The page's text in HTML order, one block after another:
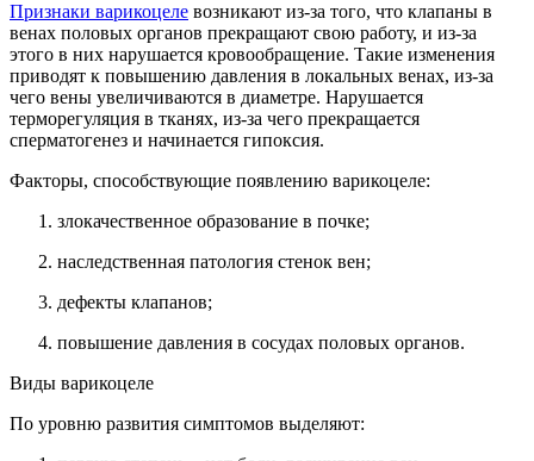
Признаки варикоцеле возникают из-за того, что клапаны в
венах половых органов прекращают свою работу, и из-за
этого в них нарушается кровообращение. Такие изменения
приводят к повышению давления в локальных венах, из-за
чего вены увеличиваются в диаметре. Нарушается
терморегуляция в тканях, из-за чего прекращается
сперматогенез и начинается гипоксия.
Факторы, способствующие появлению варикоцеле:
злокачественное образование в почке;
наследственная патология стенок вен;
дефекты клапанов;
повышение давления в сосудах половых органов.
Виды варикоцеле
По уровню развития симптомов выделяют: